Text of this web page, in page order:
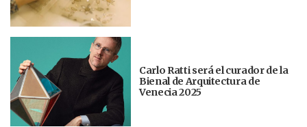
Carlo Ratti será el curador de la
Bienal de Arquitectura de
Venecia 2025